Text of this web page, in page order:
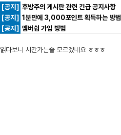
[공지] 후방주의 게시판 관련 긴급 공지사항
[공지] 1분만에 3,000포인트 획득하는 방법
[공지]
멤버쉽 가입 방법
읽다보니 시간가는줄 모르겠네요 ㅎㅎㅎ